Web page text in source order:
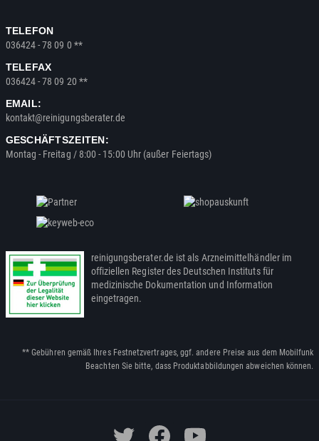
TELEFON
036424 - 78 09 0 **
TELEFAX
036424 - 78 09 20 **
EMAIL:
kontakt@reinigungsberater.de
GESCHÄFTSZEITEN:
Montag - Freitag / 8:00 - 15:00 Uhr (außer Feiertags)
reinigungsberater.de ist als Arzneimittelhändler im
offiziellen Register des Deutschen Instituts für
medizinische Dokumentation und Information
eingetragen.
** Gebühren gemäß Ihres Festnetzvertrages, ggf. andere Preise aus dem Mobilfunk
Beachten Sie bitte, dass Produktabbildungen abweichen können.